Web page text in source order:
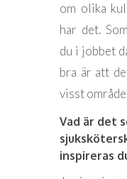
om olika
har det.
du i jobbet
bra är att
visst
Vad är det
inspireras